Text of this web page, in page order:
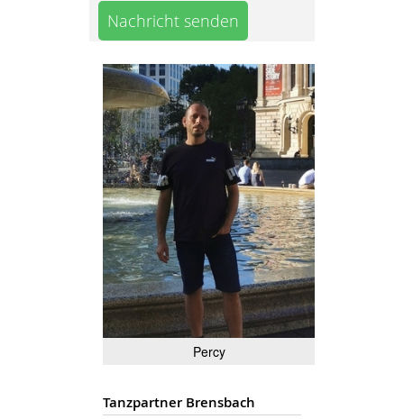
Nachricht senden
Percy
Tanzpartner Brensbach